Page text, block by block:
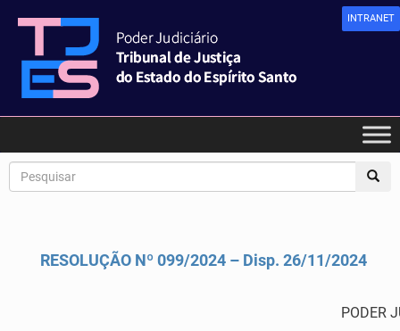
INTRANET
RESOLUÇÃO Nº 099/2024 – Disp. 26/11/2024
PODER